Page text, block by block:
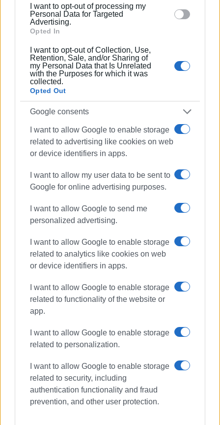
section.
I want to opt-out of processing my
Personal Data for Targeted
Advertising.
Opted In
I want to opt-out of Collection, Use,
Retention, Sale, and/or Sharing of
my Personal Data that Is Unrelated
with the Purposes for which it was
collected.
Opted Out
Google consents
I want to allow Google to enable storage
related to advertising like cookies on web
or device identifiers in apps.
I want to allow my user data to be sent to
Google for online advertising purposes.
I want to allow Google to send me
personalized advertising.
I want to allow Google to enable storage
related to analytics like cookies on web
or device identifiers in apps.
I want to allow Google to enable storage
related to functionality of the website or
app.
I want to allow Google to enable storage
related to personalization.
I want to allow Google to enable storage
related to security, including
authentication functionality and fraud
prevention, and other user protection.
ιδιοκτήτες σκαφών που έπλεαν περιμετρικά των
κολυμβητών καθ’όλη την διάρκεια της εκδήλωσης.
βοήθεια του Chris Peacock και των συνεργατών του
στο Four Seas Yachting αφού ανέλαβαν όλη την
επικοινωνία με το τελωνείο και την διεκπεραίωση των
απαιτούμενων εγγράφων για όσα σκάφη πέρασαν σε
Αλβανικά ύδατα καθώς και για την επιστροφή των
αθλητών στην Ελλάδα.
Επίσης, ευχαριστούμε για την προσφορά τους στην
εκδήλωση:
Την Γενική Κλινική Μάστορας
Την ομάδα Κάσσιος Δίας
Την ΣΙΝ. ΠΡΑΞΗ Σινιών
Τον Μορφωτικό Πολιτιστικό Σύλλογο Σινιών
Την Κάβα Τζορτζάτος, Damianos Bar, Εστιατόριο Γαλήνη,
Tον όμιλο VHG
Το Ionian Environment Foundation,
Δολιανίτη
Crainey and Kelsie